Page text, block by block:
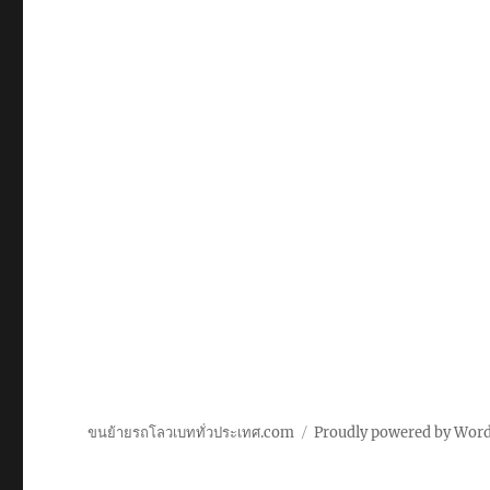
ขนย้ายรถโลวเบททั่วประเทศ.com Proudly powered by